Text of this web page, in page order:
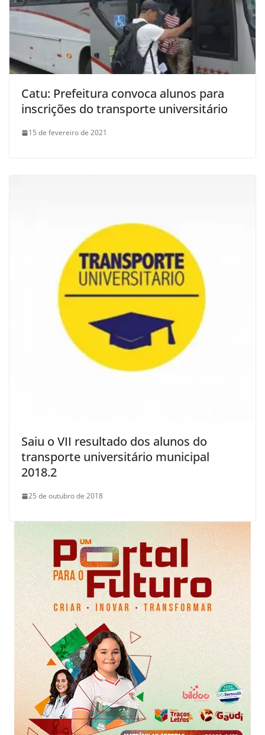
Catu: Prefeitura convoca alunos para
inscrições do transporte universitário
15 de fevereiro de 2021
Saiu o VII resultado dos alunos do
transporte universitário municipal
2018.2
25 de outubro de 2018